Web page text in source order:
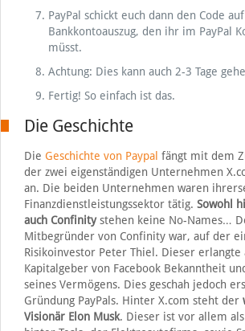
PayPal schickt euch dann den Code
Bankkontoauszug, den ihr im PayPal
müsst.
Achtung: Dies kann auch 2-3 Tage
Fertig! So einfach ist das.
Die Geschichte
Die Geschichte von Paypal fängt mit dem
der zwei eigenständigen Unternehmen
an. Die beiden Unternehmen waren
Finanzdienstleistungssektor tätig. Sowohl
auch Confinitystehen keine No-Names…
Mitbegründer von Confinity war, auf der
Risikoinvestor Peter Thiel. Dieser
Kapitalgeber von Facebook Bekanntheit
seines Vermögens. Dies geschah jedoch
Gründung PayPals. Hinter X.com steht der
Visionär Elon Musk. Dieser ist vor allem